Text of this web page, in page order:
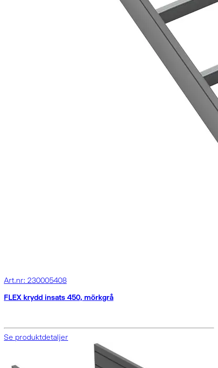
Art.nr: 230005408
FLEX krydd insats 450, mörkgrå
Se produktdetaljer